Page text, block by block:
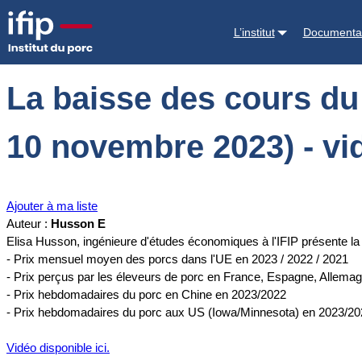
L’institut
Accueil Documentations
La baisse des cours
10 novembre 2023) -
Ajouter à ma liste
Auteur : Husson E
Elisa Husson, ingénieure d'études économiques à l'IFIP présente
- Prix mensuel moyen des porcs dans l'UE en 2023 / 2022 / 2021
- Prix perçus par les éleveurs de porc en France, Espagne,
- Prix hebdomadaires du porc en Chine en 2023/2022
- Prix hebdomadaires du porc aux US (Iowa/Minnesota) en 2023/
Vidéo disponible ici.